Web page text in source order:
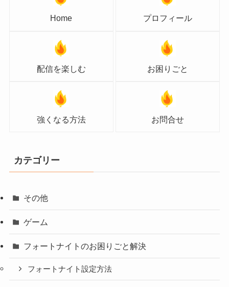
Home プロフィール
配信を楽しむ お困りごと
強くなる方法 お問合せ
カテゴリー
その他
ゲーム
フォートナイトのお困りごと解決
フォートナイト設定方法